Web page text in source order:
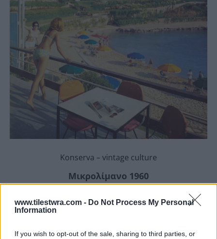
www.tilestwra.com - Do Not Process My Personal
Information
If you wish to opt-out of the sale, sharing to third parties, or
Konserva – vintage culture
Μικρολίμανο 1960